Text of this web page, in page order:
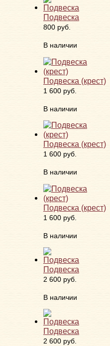
Подвеска
800 руб.
В наличии
Подвеска (крест)
1 600 руб.
В наличии
Подвеска (крест)
1 600 руб.
В наличии
Подвеска (крест)
1 600 руб.
В наличии
Подвеска
2 600 руб.
В наличии
Подвеска
2 600 руб.